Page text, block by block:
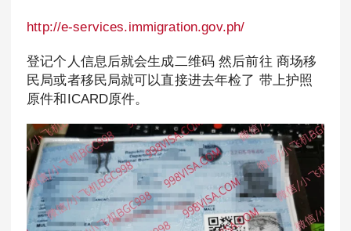
http://e-services.immigration.gov.ph/
登记个人信息后就会生成二维码 然后前往 商场移
民局或者移民局就可以直接进去年检了 带上护照
原件和ICARD原件。